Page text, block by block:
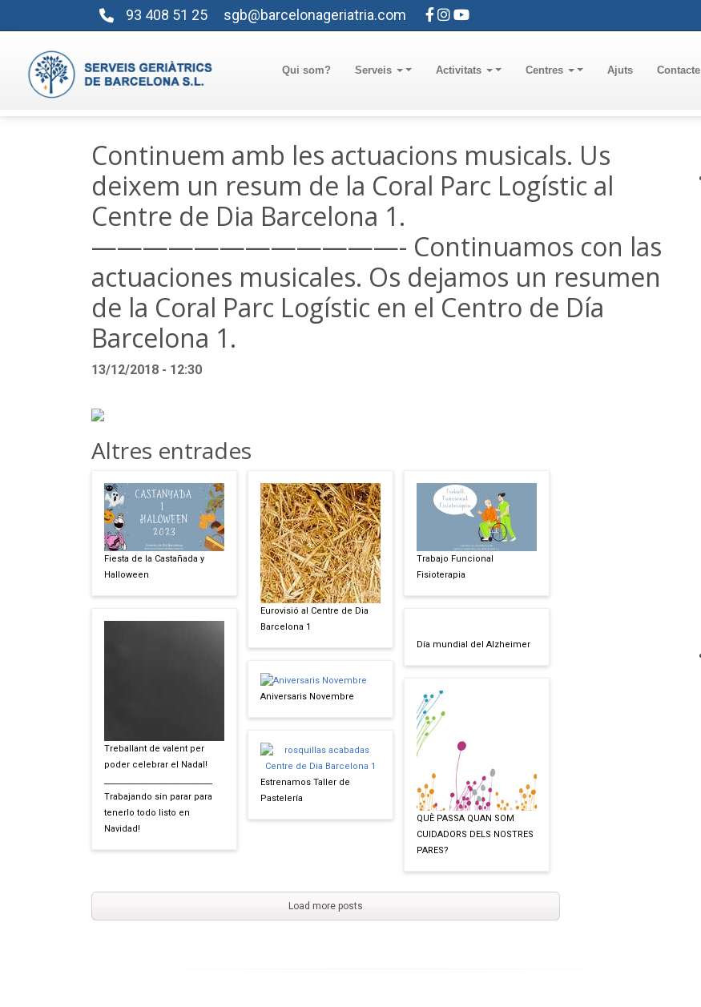
93 408 51 25 sgb@barcelonageriatria.com
Qui som? Serveis Activitats Centres Ajuts Contacte
Continuem amb les actuacions musicals. Us
deixem un resum de la Coral Parc Logístic al
Centre de Dia Barcelona 1.
————————————- Continuamos con las
actuaciones musicales. Os dejamos un resumen
de la Coral Parc Logístic en el Centro de Día
Barcelona 1.
13/12/2018 - 12:30
Altres entrades
Fiesta de la Castañada y
Halloween
Treballant de valent per
poder celebrar el Nadal!
Trabajando sin parar para
tenerlo todo listo en
Navidad!
Eurovisió al Centre de Dia
Barcelona 1
Aniversaris Novembre
Estrenamos Taller de
Pastelería
Trabajo Funcional
Fisioterapia
Día mundial del Alzheimer
QUÈ PASSA QUAN SOM
CUIDADORS DELS NOSTRES
PARES?
Load more posts